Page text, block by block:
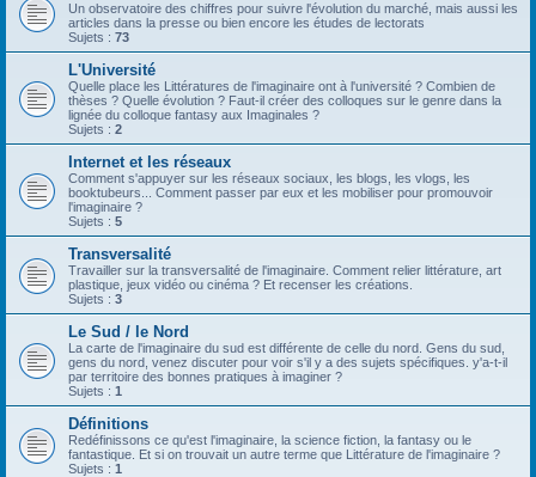
Un observatoire des chiffres pour suivre l'évolution du marché, mais aussi les
articles dans la presse ou bien encore les études de lectorats
Sujets : 73
L'Université
Quelle place les Littératures de l'imaginaire ont à l'université ? Combien de
thèses ? Quelle évolution ? Faut-il créer des colloques sur le genre dans la
lignée du colloque fantasy aux Imaginales ?
Sujets : 2
Internet et les réseaux
Comment s'appuyer sur les réseaux sociaux, les blogs, les vlogs, les
booktubeurs... Comment passer par eux et les mobiliser pour promouvoir
l'imaginaire ?
Sujets : 5
Transversalité
Travailler sur la transversalité de l'imaginaire. Comment relier littérature, art
plastique, jeux vidéo ou cinéma ? Et recenser les créations.
Sujets : 3
Le Sud / le Nord
La carte de l'imaginaire du sud est différente de celle du nord. Gens du sud,
gens du nord, venez discuter pour voir s'il y a des sujets spécifiques. y'a-t-il
par territoire des bonnes pratiques à imaginer ?
Sujets : 1
Définitions
Redéfinissons ce qu'est l'imaginaire, la science fiction, la fantasy ou le
fantastique. Et si on trouvait un autre terme que Littérature de l'imaginaire ?
Sujets : 1